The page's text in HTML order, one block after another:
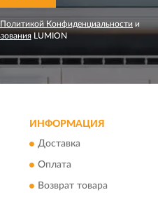
Политикой Конфиденциальности и
LUMION
ИНФОРМАЦИЯ
Доставка
Оплата
Возврат товара